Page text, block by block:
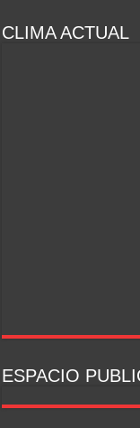
CLIMA ACTUAL
ESPACIO